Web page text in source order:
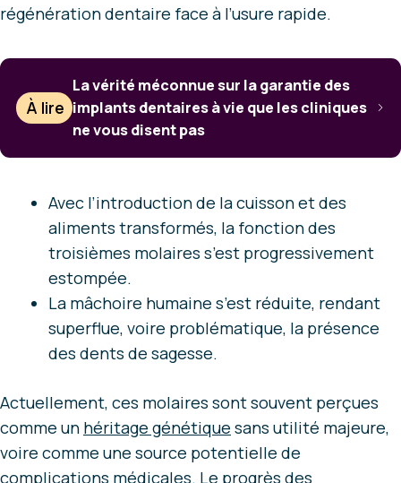
régénération dentaire face à l’usure rapide.
À lire
La vérité méconnue sur la garantie des
implants dentaires à vie que les cliniques
ne vous disent pas
Avec l’introduction de la cuisson et des
aliments transformés, la fonction des
troisièmes molaires s’est progressivement
estompée.
La mâchoire humaine s’est réduite, rendant
superflue, voire problématique, la présence
des dents de sagesse.
Actuellement, ces molaires sont souvent perçues
comme un héritage génétique sans utilité majeure,
voire comme une source potentielle de
complications médicales. Le progrès des